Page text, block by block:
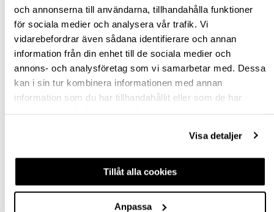
och annonserna till användarna, tillhandahålla funktioner
för sociala medier och analysera vår trafik. Vi
vidarebefordrar även sådana identifierare och annan
information från din enhet till de sociala medier och
annons- och analysföretag som vi samarbetar med. Dessa
kan i sin tur kombinera informationen med annan
information som du har tillhandahållit eller som de har
Visa detaljer
Tillåt alla cookies
Anpassa
Jönköping huvudlager Tillfälligt slut i lager online
Jönköping butik Slut i lager
Malmö butik Finns i lager
Stockholm butik Finns i lager
Snabba leveranser
SPECIFIKATION